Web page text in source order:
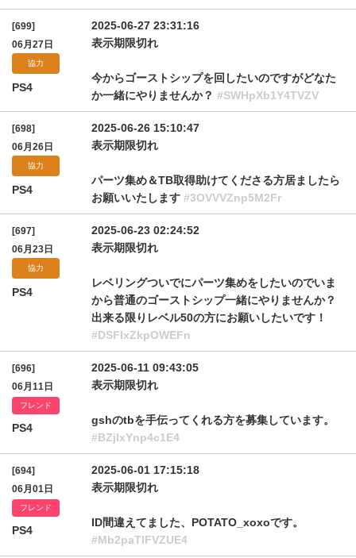
[699]
06月27日
協力
PS4
2025-06-27 23:31:16
表示期限切れ
今からゴーストシップを回したいのですがどなた
か一緒にやりませんか？ #SWHpXb1Y4TVZV
[698]
06月26日
協力
PS4
2025-06-26 15:10:47
表示期限切れ
パーツ集め＆TB取得助けてくださる方居ましたら
お願いいたします #3OVVVZnp5M2Fr
[697]
06月23日
協力
PS4
2025-06-23 02:24:52
表示期限切れ
レベリングついでにパーツ集めをしたいのでいま
から普通のゴーストシップ一緒にやりませんか？
出来る限りレベル50の方にお願いしたいです！
#DSFlxZkpOWEFn
[696]
06月11日
フレンド
PS4
2025-06-11 09:43:05
表示期限切れ
gshのtbを手伝ってくれる方を募集しています。
#BZjlxYnp4c1E4
[694]
06月01日
フレンド
PS4
2025-06-01 17:15:18
表示期限切れ
ID間違えてました、POTATO_xoxoです。
#Mb2paTlFVZUE4